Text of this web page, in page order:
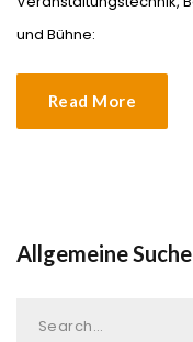
und Bühne:
Read More
Allgemeine